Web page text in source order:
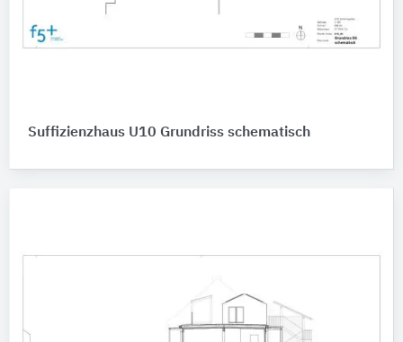
Suffizienzhaus U10 Grundriss schematisch